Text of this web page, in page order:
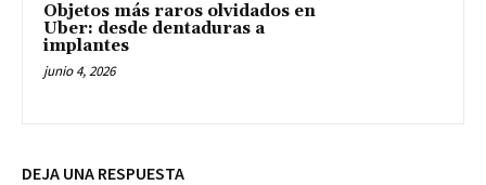
Objetos más raros olvidados en
Uber: desde dentaduras a
implantes
junio 4, 2026
DEJA UNA RESPUESTA